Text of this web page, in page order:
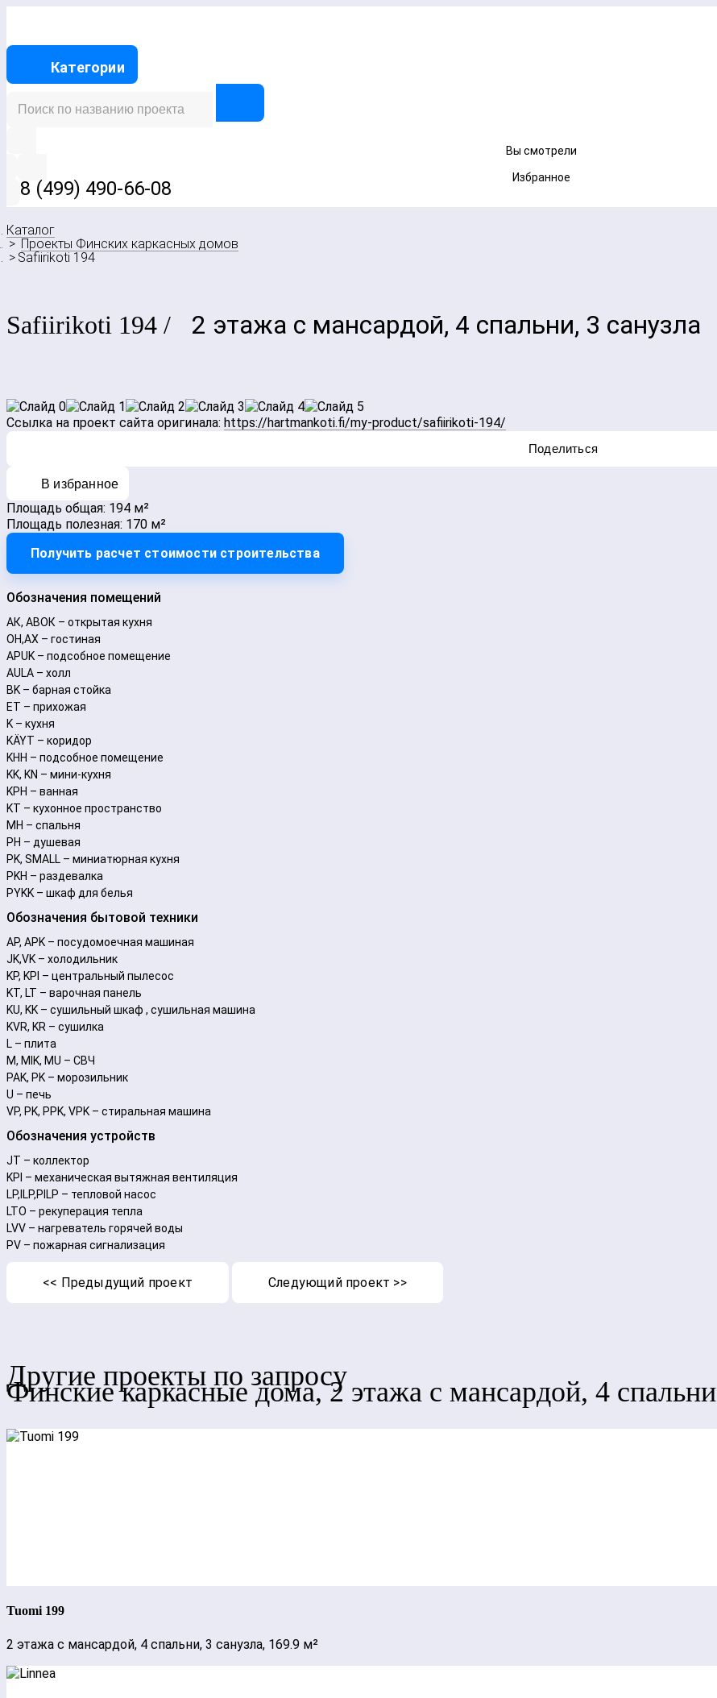
Категории
Вы смотрели
Избранное
8 (499) 490-66-08
Каталог
Проекты Финских каркасных домов
Safiirikoti 194
Safiirikoti 194 / 2 этажа с мансардой, 4 спальни, 3 санузла
Ссылка на проект сайта оригинала: https://hartmankoti.fi/my-product/safiirikoti-194/
Поделиться
В избранное
Площадь общая: 194 м²
Площадь полезная: 170 м²
Получить расчет стоимости строительства
Обозначения помещений
АК, АВОК – открытая кухня
ОН,AX – гостиная
APUK – подсобное помещение
AULA – холл
BK – барная стойка
ET – прихожая
K – кухня
KÄYT – коридор
KHH – подсобное помещение
KK, KN – мини-кухня
KPH – ванная
KT – кухонное пространство
MH – спальня
PH – душевая
PK, SMALL – миниатюрная кухня
PKH – раздевалка
PYKK – шкаф для белья
Обозначения бытовой техники
AP, APK – посудомоечная машиная
JK,VK – холодильник
KP, KPI – центральный пылесос
KT, LT – варочная панель
KU, KK – сушильный шкаф , сушильная машина
KVR, KR – сушилка
L – плита
M, MIK, MU – СВЧ
PAK, PK – морозильник
U – печь
VP, PK, PPK, VPK – стиральная машина
Обозначения устройств
JT – коллектор
KPI – механическая вытяжная вентиляция
LP,ILP,PILP – тепловой насос
LTO – рекуперация тепла
LVV – нагреватель горячей воды
PV – пожарная сигнализация
<< Предыдущий проект Следующий проект >>
Другие проекты по запросу
Финские каркасные дома, 2 этажа с мансардой, 4 спальни
Tuomi 199
2 этажа с мансардой, 4 спальни, 3 санузла, 169.9 м²